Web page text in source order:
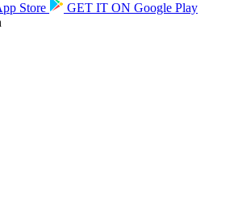
Store GET IT ON Google Play